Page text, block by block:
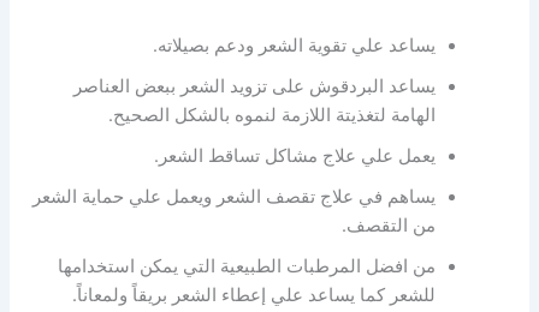
يساعد علي تقوية الشعر ودعم بصيلاته.
يساعد البردقوش على تزويد الشعر ببعض العناصر
الهامة لتغذيتة اللازمة لنموه بالشكل الصحيح.
يعمل علي علاج مشاكل تساقط الشعر.
يساهم في علاج تقصف الشعر ويعمل علي حماية الشعر
من التقصف.
من افضل المرطبات الطبيعية التي يمكن استخدامها
للشعر كما يساعد علي إعطاء الشعر بريقاً ولمعاناً.